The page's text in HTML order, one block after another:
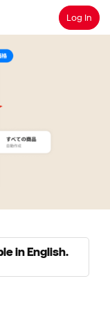
SearchLog In
in English.